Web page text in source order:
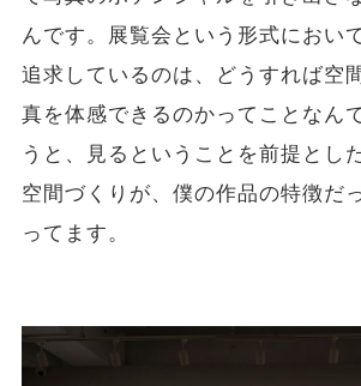
んです。展覧会という形式におい
追求しているのは、どうすれば空
真を体感できるのかってことなん
うと、見るということを前提とし
空間づくりが、僕の作品の特徴だ
ってます。